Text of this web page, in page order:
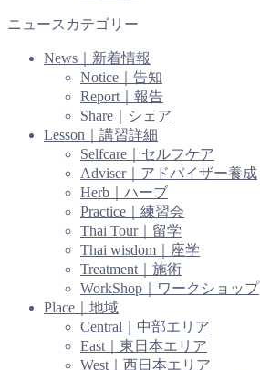
ニュースカテゴリー
News｜新着情報
Notice｜告知
Report｜報告
Share｜シェア
Lesson｜講習詳細
Selfcare｜セルフケア
Adviser｜アドバイザー養成
Herb｜ハーブ
Practice｜練習会
Thai Tour｜留学
Thai wisdom｜座学
Treatment｜施術
WorkShop｜ワークショップ
Place｜地域
Central｜中部エリア
East｜東日本エリア
West｜西日本エリア